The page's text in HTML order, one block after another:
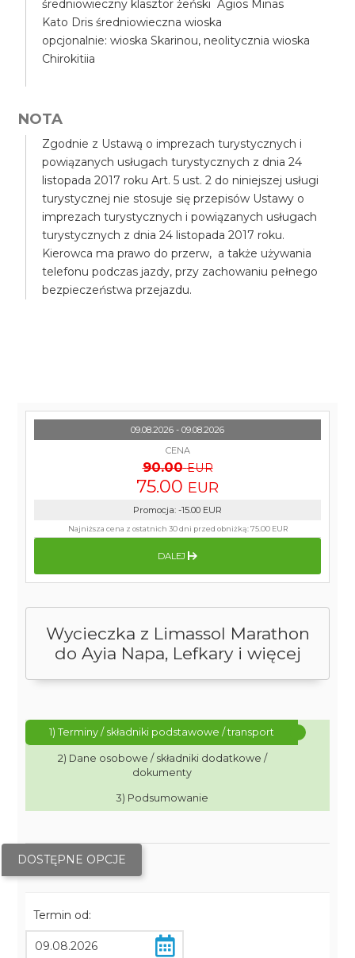
średniowieczny klasztor żeński Agios Minas
Kato Dris średniowieczna wioska
opcjonalnie: wioska Skarinou, neolitycznia wioska
Chirokitiia
NOTA
Zgodnie z Ustawą o imprezach turystycznych i
powiązanych usługach turystycznych z dnia 24
listopada 2017 roku Art. 5 ust. 2 do niniejszej usługi
turystycznej nie stosuje się przepisów Ustawy o
imprezach turystycznych i powiązanych usługach
turystycznych z dnia 24 listopada 2017 roku.
Kierowca ma prawo do przerw, a także używania
telefonu podczas jazdy, przy zachowaniu pełnego
bezpieczeństwa przejazdu.
Wycieczka z Limassol Marathon
do Ayia Napa, Lefkary i więcej
1) Terminy / składniki podstawowe / transport
2) Dane osobowe / składniki dodatkowe /
dokumenty
3) Podsumowanie
DOSTĘPNE OPCJE
Termin od:
09.08.2026 - 09.08.2026
CENA
90.00 EUR
75.00 EUR
Promocja: -15.00 EUR
Najniższa cena z ostatnich 30 dni przed obniżką:75.00 EUR
DALEJ